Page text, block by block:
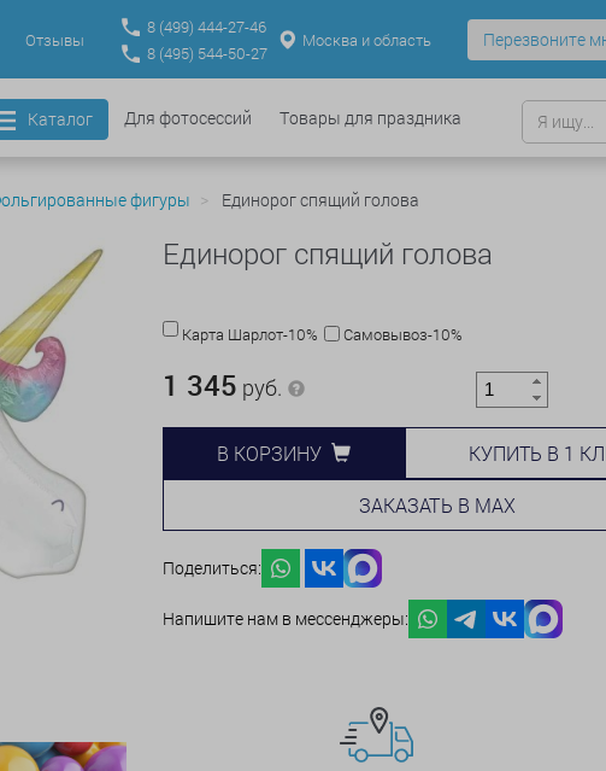
Отзывы
8 (499) 444-27-46
8 (495) 544-50-27
Москва и область Перезвоните
Каталог Для фотосессий Товары для праздника
фигуры Единорог спящий голова
Единорог спящий голова
Карта Шарлот-10% Самовывоз-10%
1 345 руб.
В КОРЗИНУ КУПИТЬ В 1
ЗАКАЗАТЬ В MAX
Поделиться:
Напишите нам в мессенджеры: